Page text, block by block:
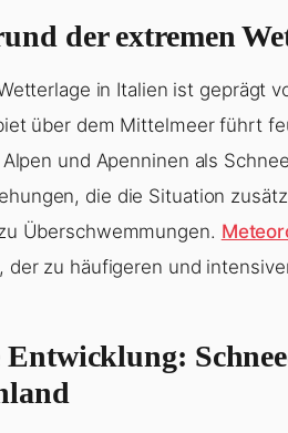
der extremen
in Italien ist geprägt
über dem Mittelmeer führt
und Apenninen als
die die Situation
Überschwemmungen.
der zu häufigeren und